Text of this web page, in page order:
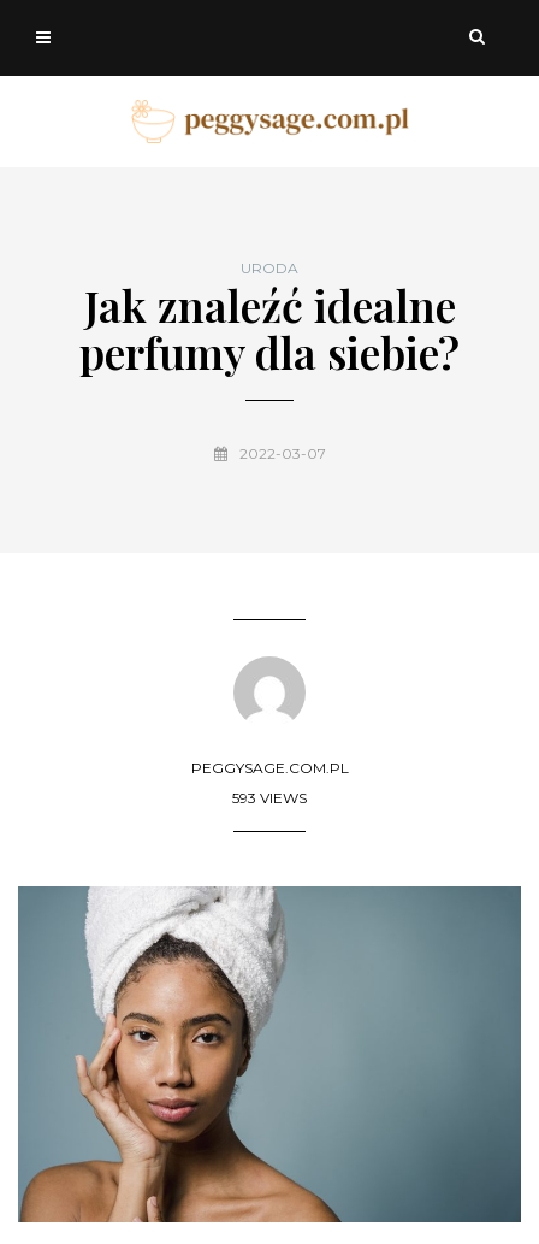
URODA
Jak znaleźć idealne
perfumy dla siebie?
2022-03-07
PEGGYSAGE.COM.PL
593 VIEWS